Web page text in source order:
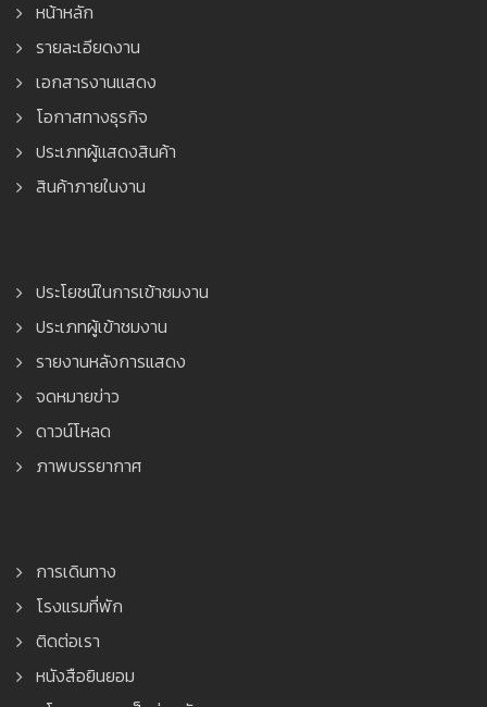
หน้าหลัก
รายละเอียดงาน
เอกสารงานแสดง
โอกาสทางธุรกิจ
ประเภทผู้แสดงสินค้า
สินค้าภายในงาน
ประโยชน์ในการเข้าชมงาน
ประเภทผู้เข้าชมงาน
รายงานหลังการแสดง
จดหมายข่าว
ดาวน์โหลด
ภาพบรรยากาศ
การเดินทาง
โรงแรมที่พัก
ติดต่อเรา
หนังสือยินยอม